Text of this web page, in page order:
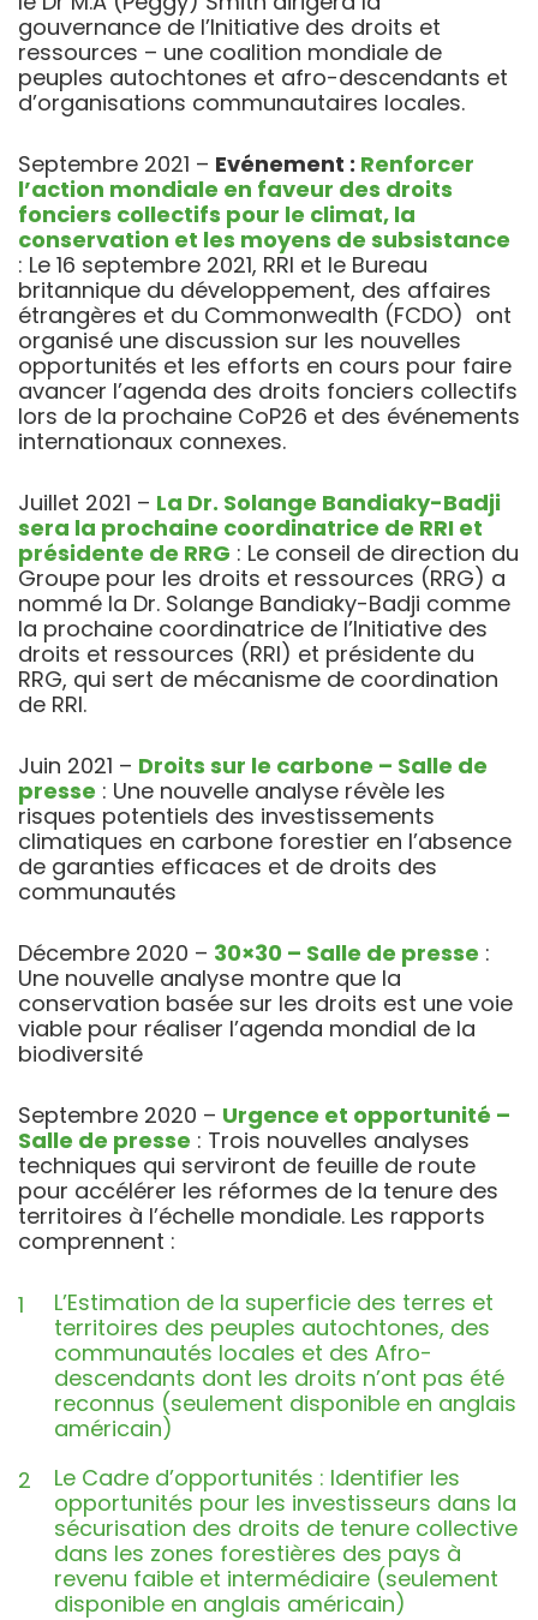
gouvernance de l’Initiative des droits et
ressources – une coalition mondiale de
peuples autochtones et afro-descendants et
d’organisations communautaires locales.
Septembre 2021 – Evénement : Renforcer
l’action mondiale en faveur des droits
fonciers collectifs pour le climat, la
conservation et les moyens de subsistance
: Le 16 septembre 2021, RRI et le Bureau
britannique du développement, des affaires
étrangères et du Commonwealth (FCDO) ont
organisé une discussion sur les nouvelles
opportunités et les efforts en cours pour faire
avancer l’agenda des droits fonciers collectifs
lors de la prochaine CoP26 et des événements
internationaux connexes.
Juillet 2021 – La Dr. Solange Bandiaky-Badji
sera la prochaine coordinatrice de RRI et
présidente de RRG : Le conseil de direction du
Groupe pour les droits et ressources (RRG) a
nommé la Dr. Solange Bandiaky-Badji comme
la prochaine coordinatrice de l’Initiative des
droits et ressources (RRI) et présidente du
RRG, qui sert de mécanisme de coordination
de RRI.
Juin 2021 – Droits sur le carbone – Salle de
presse : Une nouvelle analyse révèle les
risques potentiels des investissements
climatiques en carbone forestier en l’absence
de garanties efficaces et de droits des
communautés
Décembre 2020 – 30×30 – Salle de presse :
Une nouvelle analyse montre que la
conservation basée sur les droits est une voie
viable pour réaliser l’agenda mondial de la
biodiversité
Septembre 2020 – Urgence et opportunité –
Salle de presse : Trois nouvelles analyses
techniques qui serviront de feuille de route
pour accélérer les réformes de la tenure des
territoires à l’échelle mondiale. Les rapports
comprennent :
L’Estimation de la superficie des terres et
territoires des peuples autochtones, des
communautés locales et des Afro-
descendants dont les droits n’ont pas été
reconnus (seulement disponible en anglais
américain)
Le Cadre d’opportunités : Identifier les
opportunités pour les investisseurs dans la
sécurisation des droits de tenure collective
dans les zones forestières des pays à
revenu faible et intermédiaire (seulement
disponible en anglais américain)